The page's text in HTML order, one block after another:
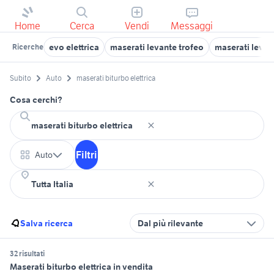
Home Cerca Vendi Messaggi
Ricerche evo elettrica maserati levante trofeo maserati
Subito Auto maserati biturbo elettrica
Cosa cerchi?
Auto Filtri
Salva ricerca Dal più rilevante
32 risultati
Maserati biturbo elettrica in vendita